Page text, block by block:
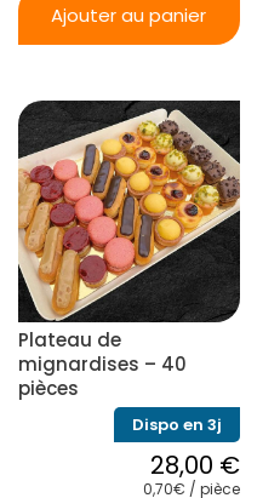
Ajouter au panier
Plateau de
mignardises – 40
pièces
Dispo en 3j
28,00 €
0,70€ / pièce